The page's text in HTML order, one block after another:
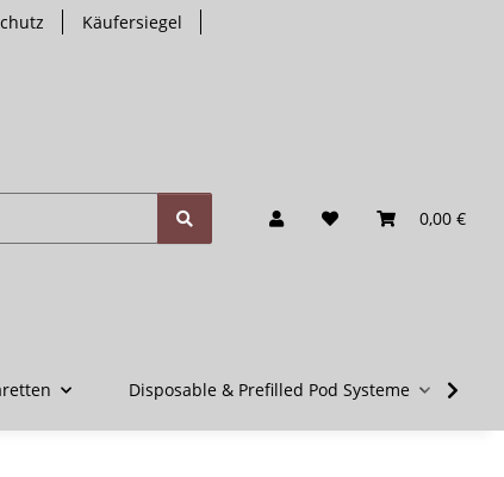
Käufersiegel
0,00 €
Disposable & Prefilled Pod Systeme